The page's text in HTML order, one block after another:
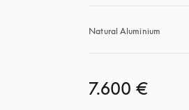
Natural Aluminium
7.600 €